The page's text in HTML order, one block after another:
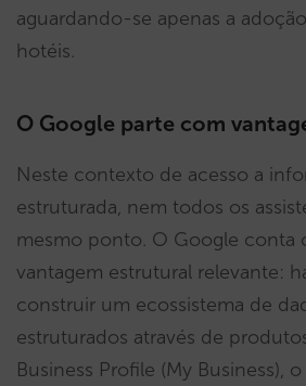
aguardando-se apenas a
hotéis.
O Google parte com
Neste contexto de acesso a
estruturada, nem todos os
mesmo ponto. O Google conta
vantagem estrutural relevante:
construir um ecossistema de
estruturados através de
Business Profile (My Business),